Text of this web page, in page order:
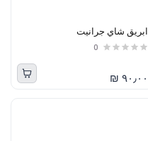
ابريق شاي جرانيت
0
٩٠٫٠٠ ₪